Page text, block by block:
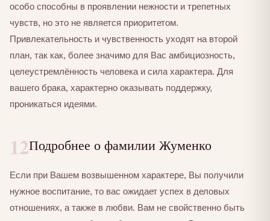
особо способны в проявлении нежности и трепетных
чувств, но это не является приоритетом.
Привлекательность и чувственность уходят на второй
план, так как, более значимо для Вас амбициозность,
целеустремлённость человека и сила характера. Для
вашего брака, характерно оказывать поддержку,
проникаться идеями.
12Подробнее о фамилии Жуменко
Если при Вашем возвышенном характере, Вы получили
нужное воспитание, то вас ожидает успех в деловых
отношениях, а также в любви. Вам не свойственно быть